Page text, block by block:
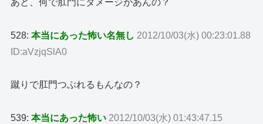
528:本当にあった怖い名無し 2012/10/03(水) 00:23:01.88
ID:aVzjqSlA0
蹴りで肛門つぶれるもんなの？
539:本当にあった怖い 2012/10/03(水) 01:43:47.15